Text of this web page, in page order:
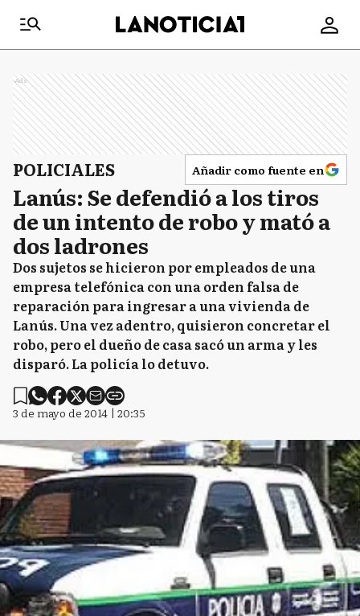
Ads
POLICIALES Añadir como fuente en
Lanús: Se defendió a los tiros
de un intento de robo y mató a
dos ladrones
Dos sujetos se hicieron por empleados de una
empresa telefónica con una orden falsa de
reparación para ingresar a una vivienda de
Lanús. Una vez adentro, quisieron concretar el
robo, pero el dueño de casa sacó un arma y les
disparó. La policía lo detuvo.
3 de mayo de 2014 | 20:35